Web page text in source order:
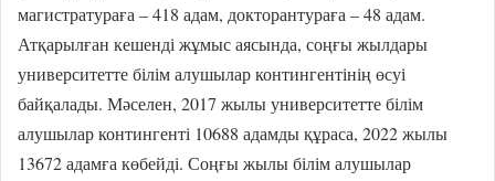
магистратураға – 418 адам, докторантураға – 48 адам.
Атқарылған кешенді жұмыс аясында, соңғы жылдары
университетте білім алушылар контингентінің өсуі
байқалады. Мәселен, 2017 жылы университетте білім
алушылар контингенті 10688 адамды құраса, 2022 жылы
13672 адамға көбейді. Соңғы жылы білім алушылар